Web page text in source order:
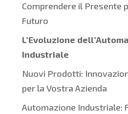
Comprendere il Presente
Futuro
L’Evoluzione
Industriale
Nuovi Prodotti:
per la Vostra Azienda
Automazione Industriale: